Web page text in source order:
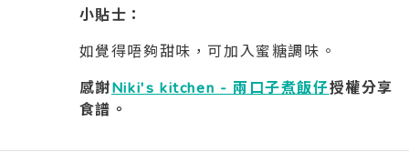
小貼士：
如覺得唔夠甜味，可加入蜜糖調味。
感謝Niki's kitchen - 兩口子煮飯仔授權分享
食譜。